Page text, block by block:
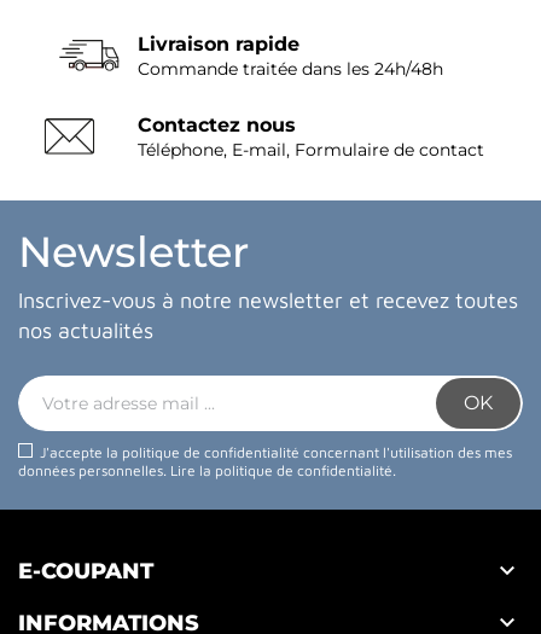
Livraison rapide
Commande traitée dans les 24h/48h
Contactez nous
Téléphone, E-mail, Formulaire de contact
Newsletter
Inscrivez-vous à notre newsletter et recevez toutes
nos actualités
J'accepte la politique de confidentialité concernant l'utilisation des mes
données personnelles. Lire la politique de confidentialité.
E-COUPANT 
INFORMATIONS 